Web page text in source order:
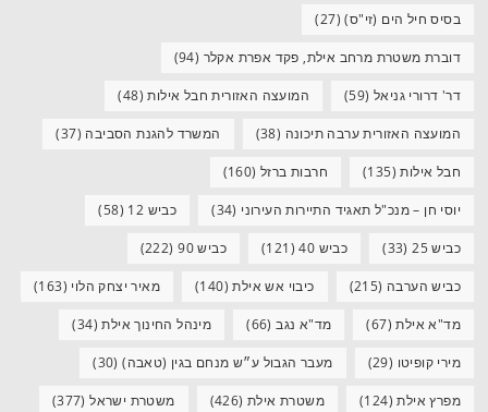
בסיס חיל הים (זי"ס)(27)
דוברת משטרת מרחב אילת, פקד אפרת אקלר (94)
דר' דרורי גניאל (59) המועצה האזורית חבל אילות(48)
המועצה האזורית ערבה תיכונה (38) המשרד להגנת הסביבה (37)
חבל אילות(135) חרבות ברזל (160)
יוסי חן – מנכ"ל תאגיד התיירות העירוני (34) כביש 12 (58)
כביש 25 (33) כביש 40 (121) כביש 90 (222)
כביש הערבה (215) כיבוי אש אילת(140) מאיר יצחק הלוי (163)
מד"א אילת(67) מד"א נגב(66) מינהל החינוך אילת(34)
מירי קופיטו (29) מעבר הגבול ע״ש מנחם בגין (טאבה)(30)
מפרץ אילת(124) משטרת אילת (426) משטרת ישראל(377)